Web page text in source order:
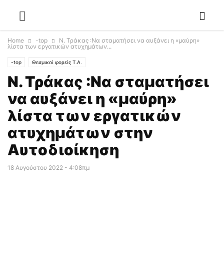
Home -top
Ν. Τράκας :Να σταματήσει να αυξάνει η «μαύρη»
λίστα των εργατικών ατυχημάτων...
-top Θεσμικοί φορείς Τ.Α.
Ν. Τράκας :Να σταματήσει
να αυξάνει η «μαύρη»
λίστα των εργατικών
ατυχημάτων στην
Αυτοδιοίκηση
18 Αυγούστου 2022 - 4:08πμ